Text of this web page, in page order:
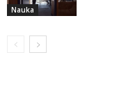
Nauka